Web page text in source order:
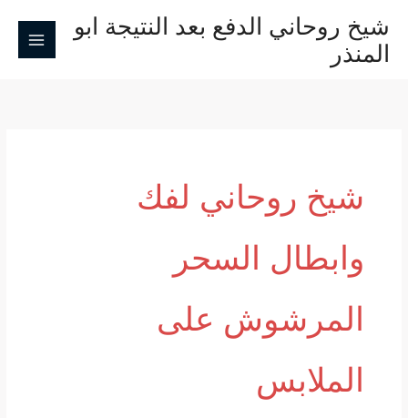
المحتوى
شيخ روحاني الدفع بعد النتيجة ابو
المنذر
شيخ روحاني لفك
وابطال السحر
المرشوش على
الملابس